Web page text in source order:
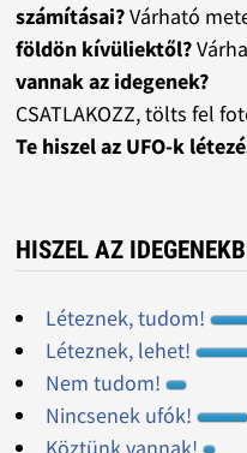
számításai?Várható
földön kívüliektől?
vannak az idegenek?
CSATLAKOZZ, tölts fel
Te hiszel az UFO-k
HISZEL AZ
Léteznek, tudom!
Léteznek, lehet!
Nem tudom!
Nincsenek ufók!